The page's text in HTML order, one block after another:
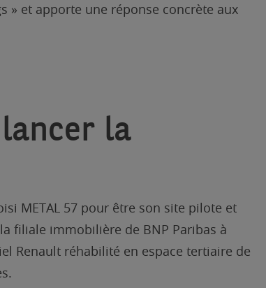
» et apporte une réponse concrète aux
la
METAL 57 pour être son site pilote et
filiale immobilière de BNP Paribas à
Renault réhabilité en espace tertiaire de